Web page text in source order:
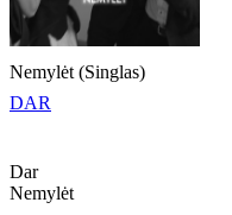
Nemylėt (Singlas)
DAR
Dar
Nemylėt